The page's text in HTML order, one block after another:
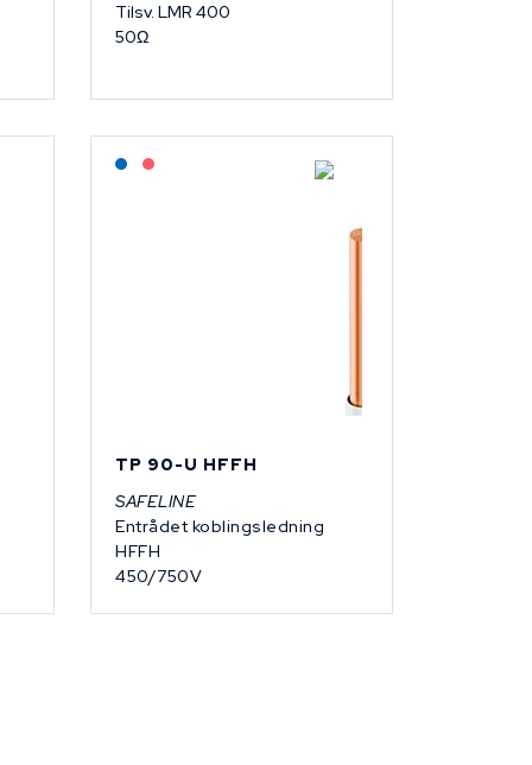
Tilsv. LMR 400
50Ω
Lagerført: NEK Kabel
TP 90-U HFFH
SAFELINE
Entrådet koblingsledning
HFFH
450/750V